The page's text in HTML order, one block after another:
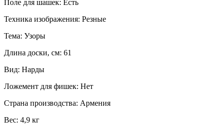
Поле для шашек: Есть
Техника изображения: Резные
Тема: Узоры
Длина доски, см: 61
Вид: Нарды
Ложемент для фишек: Нет
Страна производства: Армения
Вес: 4,9 кг